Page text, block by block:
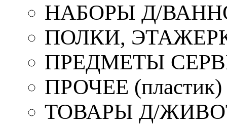
НАБОРЫ Д/
ПОЛКИ,
ПРЕДМЕТЫ
ПРОЧЕЕ (пластик)
ТОВАРЫ Д/